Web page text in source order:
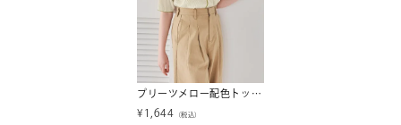
プリーツメロー配色トップス【メール便可／90】
¥ 1,644 （税込）